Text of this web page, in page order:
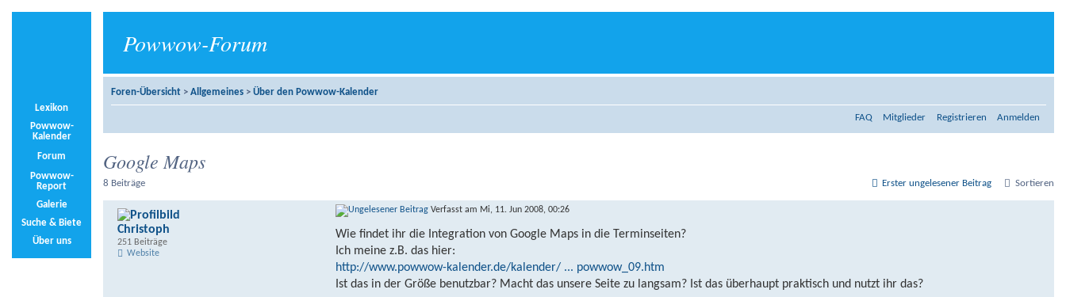
Powwow-Forum
Lexikon
Powwow-
Kalender
Forum
Powwow-
Report
Galerie
Suche & Biete
Über uns
Foren-Übersicht > Allgemeines > Über den Powwow-Kalender
FAQ Mitglieder Registrieren Anmelden
Google Maps
8 Beiträge Erster ungelesener Beitrag Sortieren
Verfasst am Mi, 11. Jun 2008, 00:26
Wie findet ihr die Integration von Google Maps in die Terminseiten?
Ich meine z.B. das hier:
http://www.powwow-kalender.de/kalender/ ... powwow_09.htm
Ist das in der Größe benutzbar? Macht das unsere Seite zu langsam? Ist das überhaupt praktisch und nutzt ihr das?
Christoph
251 Beiträge
Website